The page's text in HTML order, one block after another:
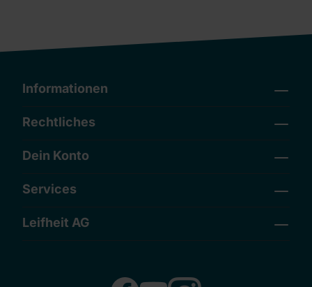
Informationen
Rechtliches
Dein Konto
Services
Leifheit AG